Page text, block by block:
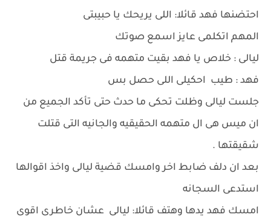
احتضنها فهد قائلا: اللى يريحك يا حبيبتى
المهم اتكلمى عايز اسمع صوتك
ليالى : خلاص يا فهد بقيت متهمه فى جريمة قتل
فهد : طيب احكيلى اللى حصل بس
جلست ليالى وظلت تحكى ما حدث حتى تأكد الجميع من
ان ميس هى ال متهمه الحقيقيه والجانيه التى قتلت
شقيقتها .
بعد ان دلف ضابط اخر وامسك قضية ليالى واخذ اقوالها
استدعى السجانه
امسك فهد يدها وهتف قائلا: ليالى عشان خاطرى اقوى